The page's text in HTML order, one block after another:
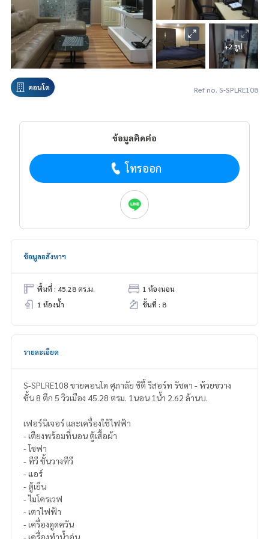
+2 รูป
คอนโด Ref no. S-SPLRE108
ข้อมูลติดต่อ
โทรออก
ข้อมูลอสังหาฯ
พื้นที่ : 45.28 ตร.ม.
1 ห้องนอน
1 ห้องน้ำ
ชั้นที่ : 8
รายละเอียด
S-SPLRE108 ขายคอนโด ศุภาลัย ซิตี้ รีสอร์ท รัชดา - ห้วยขวาง
ชั้น 8 ตึก 5 วิวเมือง 45.28 ตรม. 1นอน 1น้ำ 2.62 ล้านบ.
เฟอร์นิเจอร์ และเครื่องใช้ไฟฟ้า
- เตียงพร้อมที่นอน ตู้เสื้อผ้า
- โซฟา
- ทีวี ชั้นวางทีวี
- แอร์
- ตู้เย็น
- ไมโครเวฟ
- เตาไฟฟ้า
- เครื่องดูดควัน
- เครื่องทำน้ำอุ่น